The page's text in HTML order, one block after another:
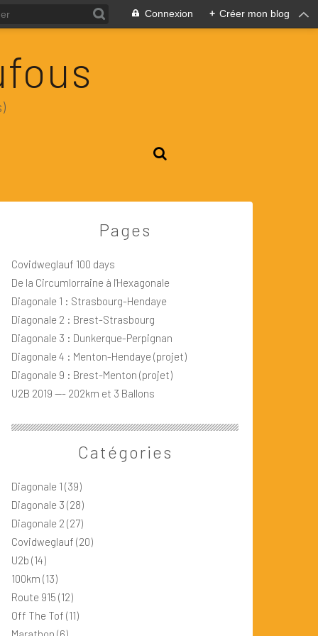
Connexion + Créer mon blog
Catégories
Diagonale 1 (39)
Diagonale 3 (28)
Diagonale 2 (27)
Covidweglauf (20)
U2b (14)
100km (13)
Route 915 (12)
Off The Tof (11)
Pages
Covidweglauf 100 days
De la Circumlorraine à l'Hexagonale
Diagonale 1 : Strasbourg-Hendaye
Diagonale 2 : Brest-Strasbourg
Diagonale 3 : Dunkerque-Perpignan
Diagonale 4 : Menton-Hendaye (projet)
Diagonale 9 : Brest-Menton (projet)
U2B 2019 --- 202km et 3 Ballons